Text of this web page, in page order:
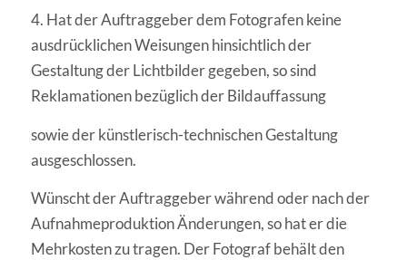
4. Hat der Auftraggeber dem Fotografen keine
ausdrücklichen Weisungen hinsichtlich der
Gestaltung der Lichtbilder gegeben, so sind
Reklamationen bezüglich der Bildauffassung
sowie der künstlerisch-technischen Gestaltung
ausgeschlossen.
Wünscht der Auftraggeber während oder nach der
Aufnahmeproduktion Änderungen, so hat er die
Mehrkosten zu tragen. Der Fotograf behält den